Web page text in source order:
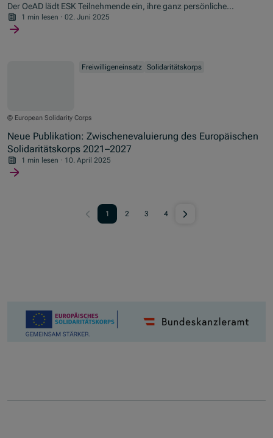
Der OeAD lädt ESK Teilnehmende ein, ihre ganz persönliche
Geschichte zu erzählen. Die besten Beiträge gewinnen einen
Reisegutschein!
1 min lesen · 02. Juni 2025
© European Solidarity Corps
Freiwilligeneinsatz Solidaritätskorps
Neue Publikation: Zwischenevaluierung des Europäischen
Solidaritätskorps 2021–2027
1 min lesen · 10. April 2025
1 2 3 4